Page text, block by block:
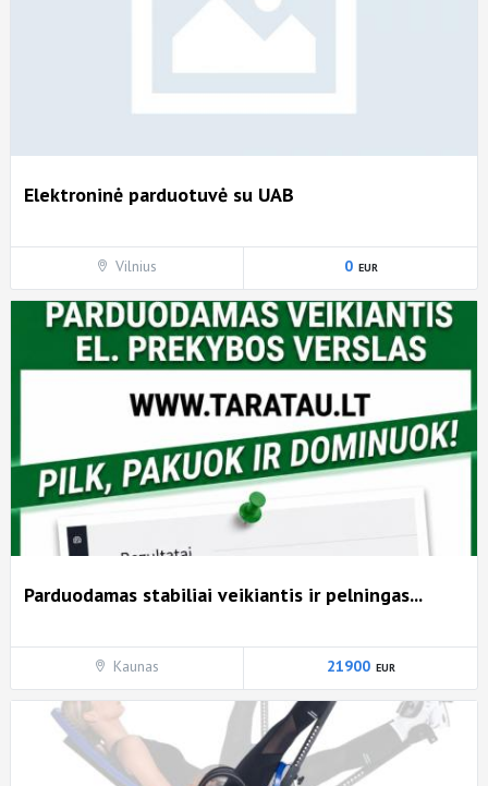
Elektroninė parduotuvė su UAB
Vilnius 0
Parduodamas stabiliai veikiantis ir pelningas...
Kaunas 21900